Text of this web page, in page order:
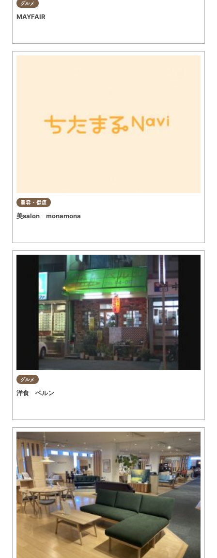
グルメ
MAYFAIR
美容・健康
美salon monamona
グルメ
洋食 ベルン